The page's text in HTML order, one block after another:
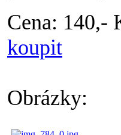
Cena: 140,-
koupit
Obrázky: